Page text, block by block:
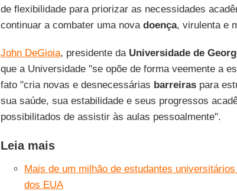
de flexibilidade para priorizar as necessidades
continuar a combater uma nova doença, virulenta e
John DeGioia, presidente da Universidade de
que a Universidade "se opõe de forma veemente a
fato "cria novas e desnecessárias barreiraspara
sua saúde, sua estabilidade e seus progressos
possibilitados de assistir às aulas pessoalmente".
Leia mais
Mais de um milhão de estudantes
dos EUA